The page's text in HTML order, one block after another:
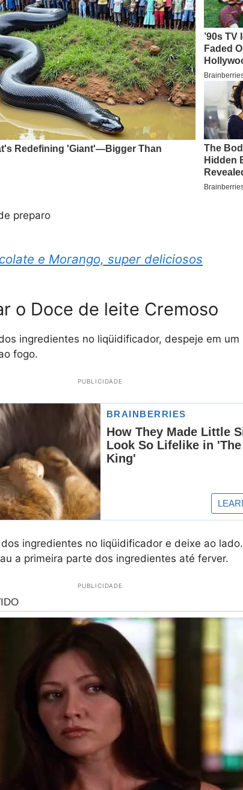
preparo
e Morango, super deliciosos
o Doce de leite Cremoso
ingredientes no liqüidificador, despeje em um
fogo.
PUBLICIDADE
ingredientes no liqüidificador e deixe ao lado.
a primeira parte dos ingredientes até ferver.
PUBLICIDADE